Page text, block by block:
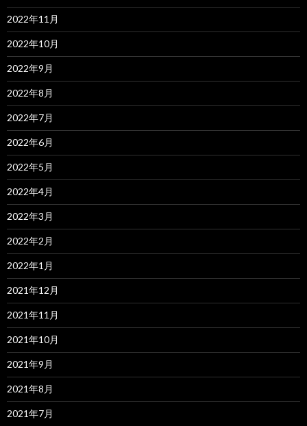
2022年11月
2022年10月
2022年9月
2022年8月
2022年7月
2022年6月
2022年5月
2022年4月
2022年3月
2022年2月
2022年1月
2021年12月
2021年11月
2021年10月
2021年9月
2021年8月
2021年7月